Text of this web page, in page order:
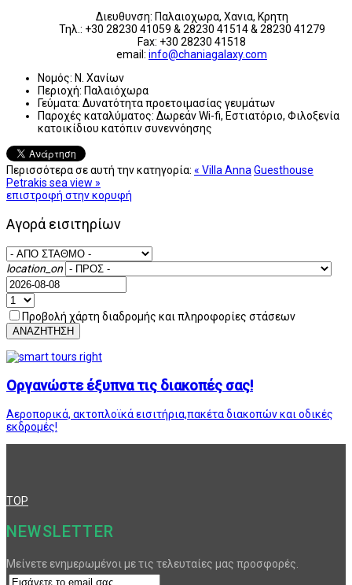
Διευθυνση: Παλαιοχωρα, Χανια, Κρητη
Τηλ.: +30 28230 41059 & 28230 41514 & 28230 41279
Fax: +30 28230 41518
email: info@chaniagalaxy.com
Νομός: Ν. Χανίων
Περιοχή: Παλαιόχωρα
Γεύματα: Δυνατότητα προετοιμασίας γευμάτων
Παροχές καταλύματος: Δωρεάν Wi-fi, Εστιατόριο, Φιλοξενία
κατοικίδιου κατόπιν συνεννόησης
Περισσότερα σε αυτή την κατηγορία: « Villa Anna Guesthouse
Petrakis sea view »
επιστροφή στην κορυφή
Αγορά εισιτηρίων
location_on
Προβολή χάρτη διαδρομής και πληροφορίες στάσεων
ΑΝΑΖΗΤΗΣΗ
Οργανώστε έξυπνα τις διακοπές σας!
Αεροπορικά, ακτοπλοϊκά εισιτήρια,πακέτα διακοπών και οδικές
εκδρομές!
TOP
NEWSLETTER
Μείνετε ενημερωμένοι με τις τελευταίες μας προσφορές.